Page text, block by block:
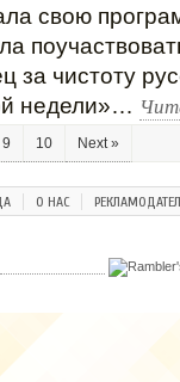
свою
чистоту
недели»…
9 10 Next »
О НАС